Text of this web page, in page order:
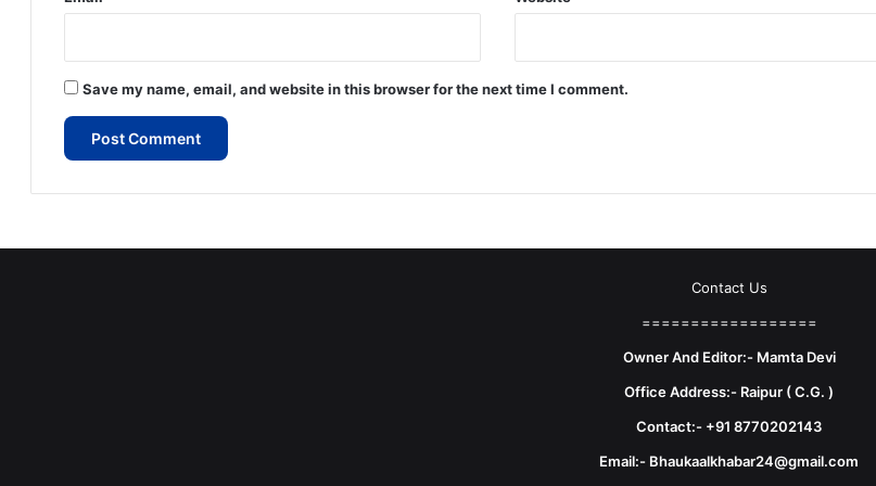
Save my name, email, and website in this browser for the next time I comment.
Contact Us
==================
Owner And Editor:- Mamta Devi
Office Address:- Raipur ( C.G. )
Contact:- +91 8770202143
Email:- Bhaukaalkhabar24@gmail.com